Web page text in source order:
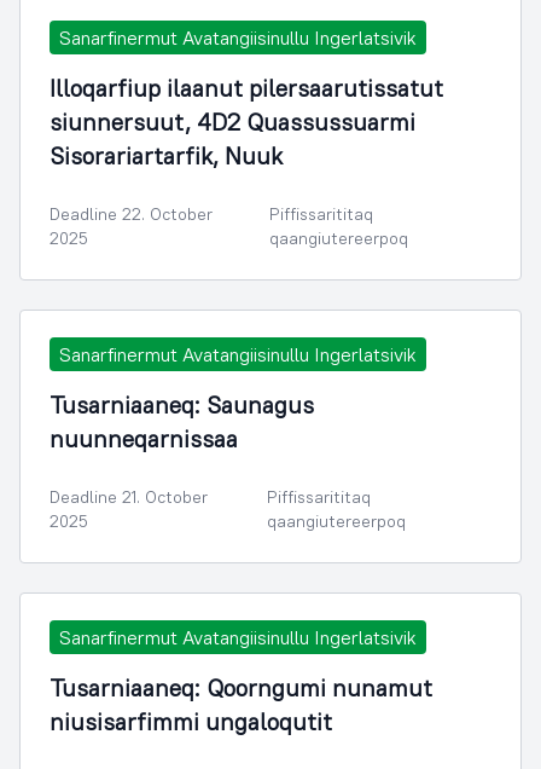
Sanarfinermut Avatangiisinullu Ingerlatsivik
Illoqarfiup ilaanut pilersaarutissatut
siunnersuut, 4D2 Quassussuarmi
Sisorariartarfik, Nuuk
Deadline 22. October
2025
Piffissarititaq
qaangiutereerpoq
Sanarfinermut Avatangiisinullu Ingerlatsivik
Tusarniaaneq: Saunagus
nuunneqarnissaa
Deadline 21. October
2025
Piffissarititaq
qaangiutereerpoq
Sanarfinermut Avatangiisinullu Ingerlatsivik
Tusarniaaneq: Qoorngumi nunamut
niusisarfimmi ungaloqutit